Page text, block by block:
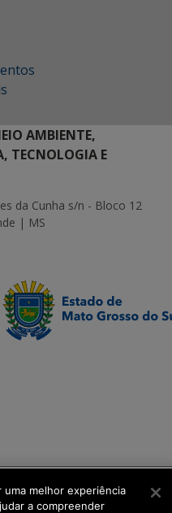
AMBIENTE,
TECNOLOGIA E
da Cunha s/n - Bloco 12
| MS
melhor experiência
a compreender